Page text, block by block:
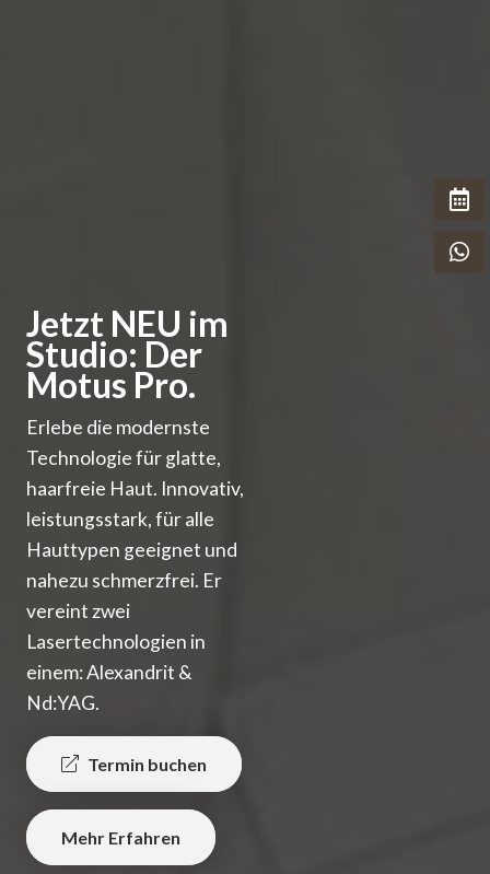
Über Uns
Duftkoffer
Wirkstoffe
Behandlungen
Preisliste
Termin buchen
Jetzt NEU im
Studio: Der
Motus Pro.
Erlebe die modernste
Technologie für glatte,
haarfreie Haut. Innovativ,
leistungsstark, für alle
Hauttypen geeignet und
nahezu schmerzfrei. Er
vereint zwei
Lasertechnologien in
einem: Alexandrit &
Nd:YAG.
Termin buchen
Mehr Erfahren